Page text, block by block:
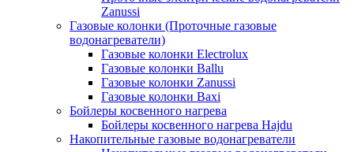
Zanussi
Газовые колонки (Проточные газовые
водонагреватели)
Газовые колонки Electrolux
Газовые колонки Ballu
Газовые колонки Zanussi
Газовые колонки Baxi
Бойлеры косвенного нагрева
Бойлеры косвенного нагрева Hajdu
Накопительные газовые водонагреватели